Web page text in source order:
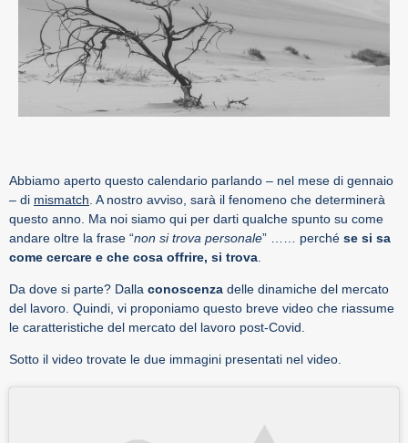
Abbiamo aperto questo calendario parlando – nel mese di gennaio
– di mismatch . A nostro avviso, sarà il fenomeno che determinerà
questo anno. Ma noi siamo qui per darti qualche spunto su come
andare oltre la frase “non si trova personale” …… perché se si sa
come cercare e che cosa offrire, si trova
Da dove si parte? Dalla conoscenza delle dinamiche del mercato
del lavoro. Quindi, vi proponiamo questo breve video che riassume
le caratteristiche del mercato del lavoro post-Covid.
Sotto il video trovate le due immagini presentati nel video.